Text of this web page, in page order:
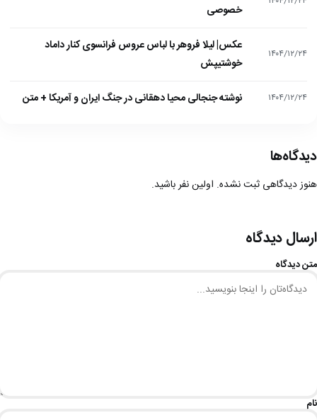
خصوصی
۱۴۰۴/۱۲/۲۴
عکس| لیلا فروهر با لباس عروس فرانسوی کنار داماد
خوشتیپش
۱۴۰۴/۱۲/۲۴ نوشته جنجالی محیا دهقانی در جنگ ایران و آمریکا + متن
دیدگاه‌ها
هنوز دیدگاهی ثبت نشده. اولین نفر باشید.
ارسال دیدگاه
متن دیدگاه
نام